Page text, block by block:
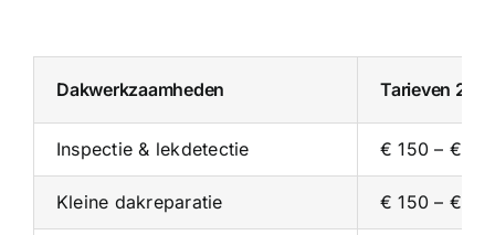
Dakwerkzaamheden Tarieven
Inspectie & lekdetectie € 150 – €
Kleine dakreparatie € 150 – €